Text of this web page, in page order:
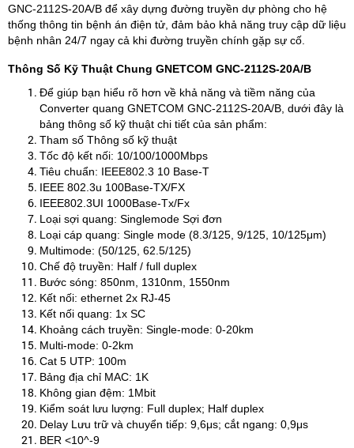
GNC-2112S-20A/B để xây dựng đường truyền dự phòng cho hệ
thống thông tin bệnh án điện tử, đảm bảo khả năng truy cập dữ liệu
bệnh nhân 24/7 ngay cả khi đường truyền chính gặp sự cố.
Thông Số Kỹ Thuật Chung GNETCOM GNC-2112S-20A/B
Để giúp bạn hiểu rõ hơn về khả năng và tiềm năng của
Converter quang GNETCOM GNC-2112S-20A/B, dưới đây là
bảng thông số kỹ thuật chi tiết của sản phẩm:
Tham số Thông số kỹ thuật
Tốc độ kết nối: 10/100/1000Mbps
Tiêu chuẩn: IEEE802.3 10 Base-T
IEEE 802.3u 100Base-TX/FX
IEEE802.3UI 1000Base-Tx/Fx
Loại sợi quang: Singlemode Sợi đơn
Loại cáp quang: Single mode (8.3/125, 9/125, 10/125μm)
Multimode: (50/125, 62.5/125)
Chế độ truyền: Half / full duplex
Bước sóng: 850nm, 1310nm, 1550nm
Kết nối: ethernet 2x RJ-45
Kết nối quang: 1x SC
Khoảng cách truyền: Single-mode: 0-20km
Multi-mode: 0-2km
Cat 5 UTP: 100m
Bảng địa chỉ MAC: 1K
Không gian đệm: 1Mbit
Kiểm soát lưu lượng: Full duplex; Half duplex
Delay Lưu trữ và chuyển tiếp: 9,6μs; cắt ngang: 0,9μs
BER <10^-9